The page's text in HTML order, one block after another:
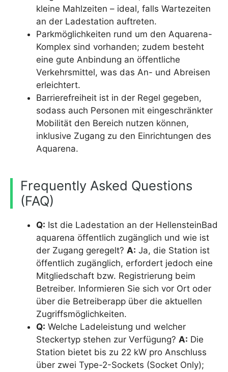
kleine Mahlzeiten – ideal, falls Wartezeiten
an der Ladestation auftreten.
Parkmöglichkeiten rund um den Aquarena-
Komplex sind vorhanden; zudem besteht
eine gute Anbindung an öffentliche
Verkehrsmittel, was das An- und Abreisen
erleichtert.
Barrierefreiheit ist in der Regel gegeben,
sodass auch Personen mit eingeschränkter
Mobilität den Bereich nutzen können,
inklusive Zugang zu den Einrichtungen des
Aquarena.
Frequently Asked Questions
(FAQ)
Q: Ist die Ladestation an der HellensteinBad
aquarena öffentlich zugänglich und wie ist
der Zugang geregelt? A: Ja, die Station ist
öffentlich zugänglich, erfordert jedoch eine
Mitgliedschaft bzw. Registrierung beim
Betreiber. Informieren Sie sich vor Ort oder
über die Betreiberapp über die aktuellen
Zugriffsmöglichkeiten.
Q: Welche Ladeleistung und welcher
Steckertyp stehen zur Verfügung? A: Die
Station bietet bis zu 22 kW pro Anschluss
über zwei Type-2-Sockets (Socket Only);